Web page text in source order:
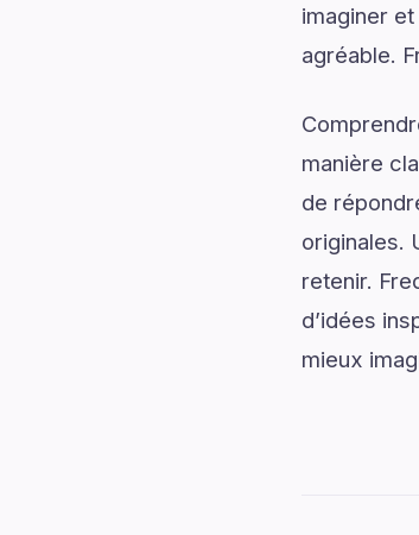
imaginer
agréable.
manière
de
originales.
retenir.
d’idées
mieux